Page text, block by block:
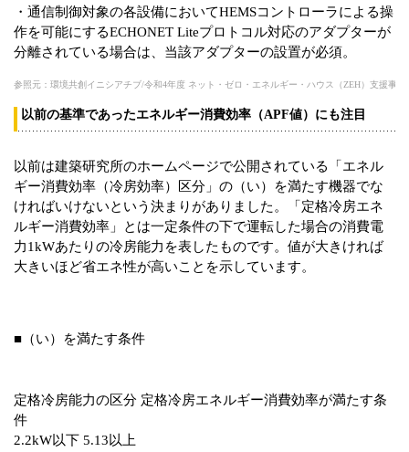
・通信制御対象の各設備においてHEMSコントローラによる操
作を可能にするECHONET Liteプロトコル対応のアダプターが
分離されている場合は、当該アダプターの設置が必須。
参照元：環境共創イニシアチブ/令和4年度 ネット・ゼロ・エネルギー・ハウス（ZEH）支援事業
以前の基準であったエネルギー消費効率（APF値）にも注目
以前は建築研究所のホームページで公開されている「エネル
ギー消費効率（冷房効率）区分」の（い）を満たす機器でな
ければいけないという決まりがありました。「定格冷房エネ
ルギー消費効率」とは一定条件の下で運転した場合の消費電
力1kWあたりの冷房能力を表したものです。値が大きければ
大きいほど省エネ性が高いことを示しています。
■（い）を満たす条件
定格冷房能力の区分 定格冷房エネルギー消費効率が満たす条
件
2.2kW以下 5.13以上